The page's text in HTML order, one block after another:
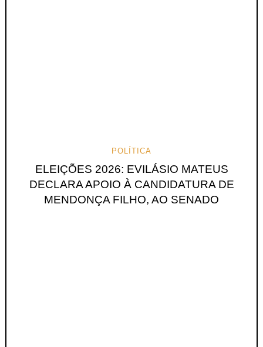
POLÍTICA
ELEIÇÕES 2026: EVILÁSIO MATEUS
DECLARA APOIO À CANDIDATURA DE
MENDONÇA FILHO, AO SENADO